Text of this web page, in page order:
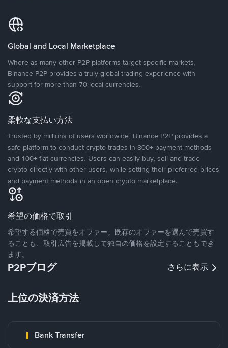
Global and Local Marketplace
Where as many other P2P platforms target specific markets,
Binance P2P provides a truly global trading experience with
support for more than 70 local currencies.
柔軟な支払い方法
Trusted by millions of users worldwide, Binance P2P provides a
safe platform to conduct crypto trades in 800+ payment methods
and 100+ fiat currencies. Users can easily buy, sell and trade
crypto directly with other users, while setting their preferred prices
and payment methods in an open crypto marketplace.
希望の価格で取引
希望する価格で売買をオファー。既存のオファーを選んで売買す
ることも、取引広告を掲載して独自の価格を設定することもでき
ます。
P2Pブログ さらに表示
上位の決済方法
Bank Transfer